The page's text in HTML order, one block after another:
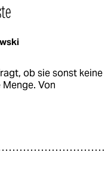
ob sie sonst keine
Von